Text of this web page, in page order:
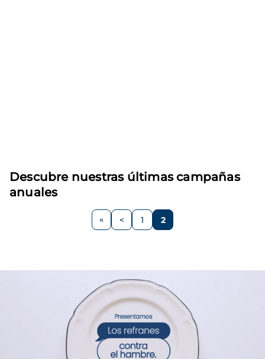
Descubre nuestras últimas campañas
anuales
Página
< Página
1 Página
2